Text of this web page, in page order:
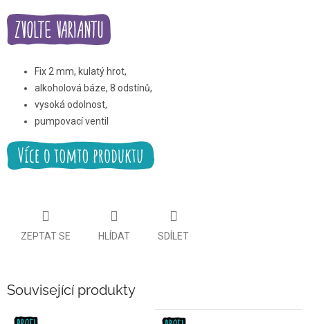
Měrná
cena:
Fix 2 mm, kulatý hrot,
alkoholová báze, 8 odstínů,
vysoká odolnost,
pumpovací ventil
ZEPTAT SE HLÍDAT SDÍLET
Související produkty